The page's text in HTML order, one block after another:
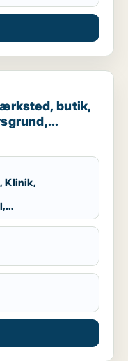
butik, klinik, restaurant,
butik,
til salg i
Klinik,